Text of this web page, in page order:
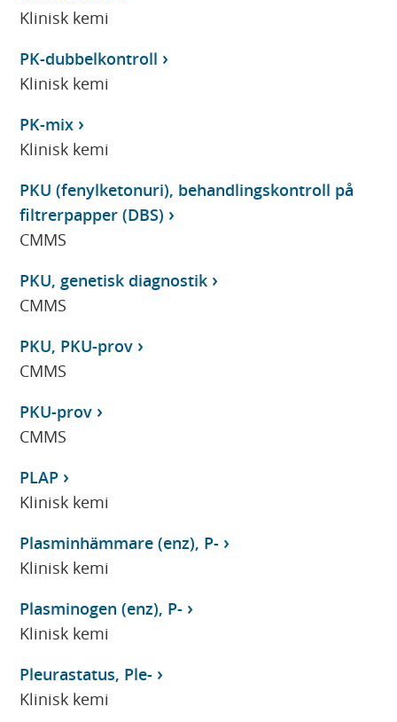
Klinisk kemi
PK-dubbelkontroll
Klinisk kemi
PK-mix
Klinisk kemi
PKU (fenylketonuri), behandlingskontroll på
filtrerpapper (DBS)
CMMS
PKU, genetisk diagnostik
CMMS
PKU, PKU-prov
CMMS
PKU-prov
CMMS
PLAP
Klinisk kemi
Plasminhämmare (enz), P-
Klinisk kemi
Plasminogen (enz), P-
Klinisk kemi
Pleurastatus, Ple-
Klinisk kemi